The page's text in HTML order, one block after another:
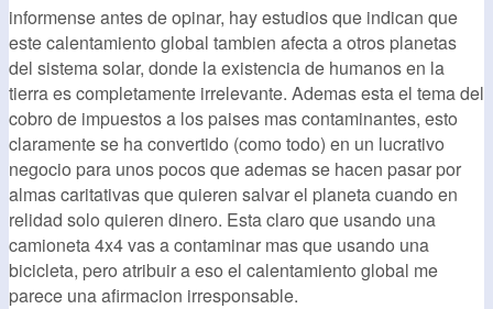
informense antes de opinar, hay estudios que indican que
este calentamiento global tambien afecta a otros planetas
del sistema solar, donde la existencia de humanos en la
tierra es completamente irrelevante. Ademas esta el tema del
cobro de impuestos a los paises mas contaminantes, esto
claramente se ha convertido (como todo) en un lucrativo
negocio para unos pocos que ademas se hacen pasar por
almas caritativas que quieren salvar el planeta cuando en
relidad solo quieren dinero. Esta claro que usando una
camioneta 4x4 vas a contaminar mas que usando una
bicicleta, pero atribuir a eso el calentamiento global me
parece una afirmacion irresponsable.